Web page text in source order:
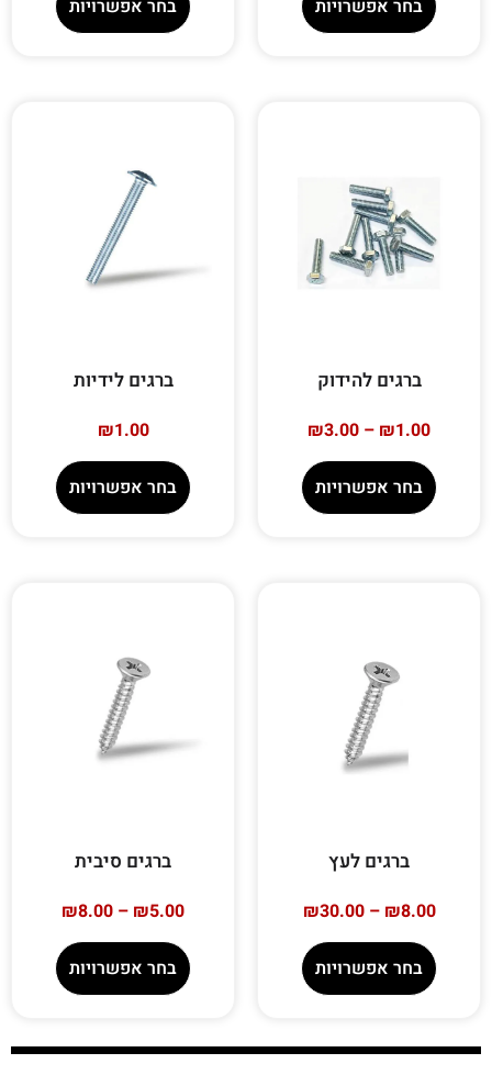
בחר אפשרויות בחר אפשרויות
ברגים להידוק
₪1.00
–
₪3.00
בחר אפשרויות
ברגים לידיות
₪1.00
בחר אפשרויות
ברגים לעץ
₪8.00
–
₪30.00
בחר אפשרויות
ברגים סיבית
₪5.00
–
₪8.00
בחר אפשרויות